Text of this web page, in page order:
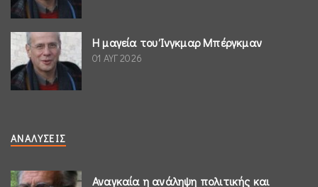
Η μαγεία του Ίνγκμαρ Μπέργκμαν
01 ΑΥΓ 2026
ΑΝΑΛΎΣΕΙΣ
Αναγκαία η ανάληψη πολιτικής και